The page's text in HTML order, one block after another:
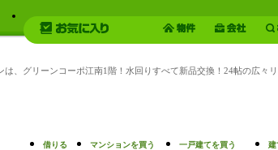
、グリーンコーポ江南1階！水回りすべて新品交換！24帖の広
借りる マンションを買う 一戸建てを買う 建